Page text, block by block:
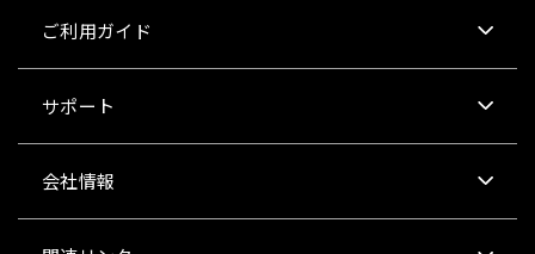
ご利用ガイド
サポート
会社情報